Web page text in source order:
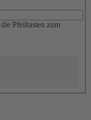
Pfeiltasten zum